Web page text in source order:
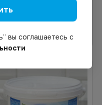
вы соглашаетесь с